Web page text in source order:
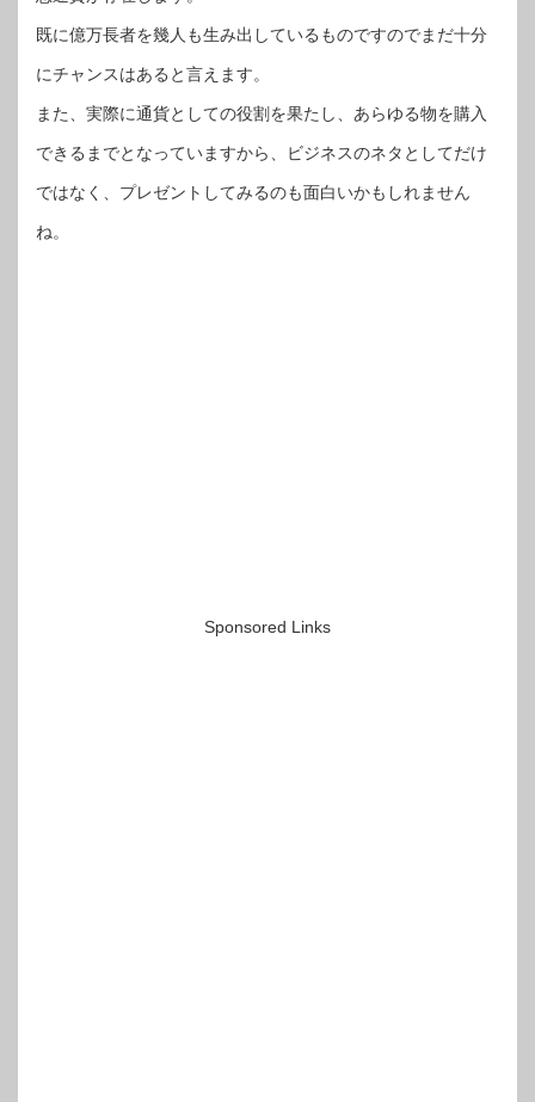
既に億万長者を幾人も生み出しているものですのでまだ十分
にチャンスはあると言えます。
また、実際に通貨としての役割を果たし、あらゆる物を購入
できるまでとなっていますから、ビジネスのネタとしてだけ
ではなく、プレゼントしてみるのも面白いかもしれません
ね。
Sponsored Links